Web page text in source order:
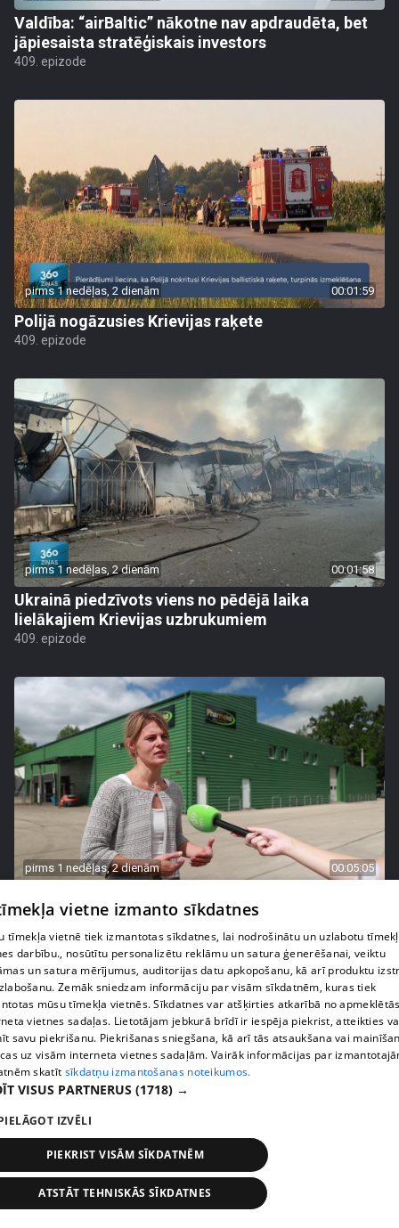
Valdība: “airBaltic” nākotne nav apdraudēta, bet
jāpiesaista stratēģiskais investors
409. epizode
pirms 1 nedēļas, 2 dienām 00:01:59
Polijā nogāzusies Krievijas raķete
409. epizode
pirms 1 nedēļas, 2 dienām 00:01:58
Ukrainā piedzīvots viens no pēdējā laika
lielākajiem Krievijas uzbrukumiem
409. epizode
pirms 1 nedēļas, 2 dienām 00:05:05
cenu?
409. epizode
Ogas un sēnes šogad dārgākas, bet uzpirkšanas
vietne izmanto sīkdatnes
tīmekļa vietnē tiek izmantotas sīkdatnes, lai nodrošinātu un uzlabotu
darbību., nosūtītu personalizētu reklāmu un satura ģenerēšanai, veiktu
un satura mērījumus, auditorijas datu apkopošanu, kā arī produktu
Zemāk sniedzam informāciju par visām sīkdatnēm, kuras tiek
mūsu tīmekļa vietnēs. Sīkdatnes var atšķirties atkarībā no
vietnes sadaļas. Lietotājam jebkurā brīdī ir iespēja piekrist, atteikties
savu piekrišanu. Piekrišanas sniegšana, kā arī tās atsaukšana vai
uz visām interneta vietnes sadaļām. Vairāk informācijas par
skatīt sīkdatņu izmantošanas noteikumos.
VISUS PARTNERUS (1718) →
IZVĒLI
PIEKRIST VISĀM SĪKDATNĒM
ATSTĀT TEHNISKĀS SĪKDATNES